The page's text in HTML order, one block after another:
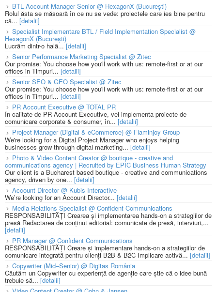
BTL Account Manager Senior @ HexagonX (București)
Rolul ăsta se măsoară în ce nu se vede: proiectele care ies bine pentru
că... [detalii]
Specialist Implementare BTL / Field Implementation Specialist @
HexagonX (București)
Lucrăm dintr-o hală... [detalii]
Senior Performance Marketing Specialist @ Zitec
Our promise: You choose how you'll work with us: remote-first or at our
offices in Timpuri... [detalii]
Senior SEO & GEO Specialist @ Zitec
Our promise: You choose how you'll work with us: remote-first or at our
offices in Timpuri... [detalii]
PR Account Executive @ TOTAL PR
În calitate de PR Account Executive, vei implementa proiecte de
comunicare corporate & consumer, în... [detalii]
Project Manager (Digital & eCommerce) @ Flaminjoy Group
We're looking for a Digital Project Manager who enjoys helping
businesses grow through digital marketing... [detalii]
Photo & Video Content Creator @ boutique - creative and
communications agency | Recruited by EPIC Business Human Strategy
Our client is a Bucharest based boutique - creative and communications
agency, driven by one... [detalii]
Account Director @ Kubis Interactive
We’re looking for an Account Director... [detalii]
Media Relations Specialist @ Confident Communications
RESPONSABILITĂȚI Crearea și implementarea hands-on a strategiilor de
presă Redactarea de conținut editorial: comunicate de presă, interviuri,...
[detalii]
PR Manager @ Confident Communications
RESPONSABILITĂȚI Creare și implementare hands-on a strategiilor de
comunicare integrată pentru clienți B2B & B2C Implicare activă... [detalii]
Copywriter (Mid–Senior) @ Digitas România
Căutăm un Copywriter cu experiență de agenție care știe că o idee bună
trebuie să... [detalii]